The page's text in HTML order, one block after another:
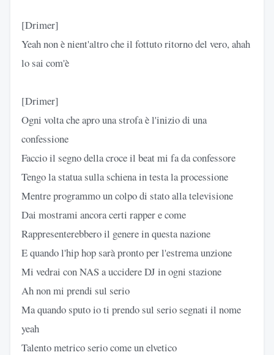
[Drimer]
Yeah non è nient'altro che il fottuto ritorno del vero, ahah
lo sai com'è
[Drimer]
Ogni volta che apro una strofa è l'inizio di una
confessione
Faccio il segno della croce il beat mi fa da confessore
Tengo la statua sulla schiena in testa la processione
Mentre programmo un colpo di stato alla televisione
Dai mostrami ancora certi rapper e come
Rappresenterebbero il genere in questa nazione
E quando l'hip hop sarà pronto per l'estrema unzione
Mi vedrai con NAS a uccidere DJ in ogni stazione
Ah non mi prendi sul serio
Ma quando sputo io ti prendo sul serio segnati il nome
yeah
Talento metrico serio come un elvetico